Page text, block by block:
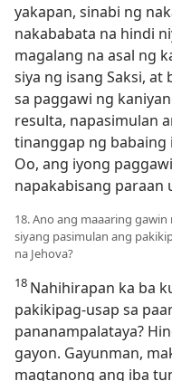
yakapan, sinabi ng
nakababata na hindi
magalang na asal ng
siya ng isang Saksi,
sa paggawi ng
resulta, napasimulan
tinanggap ng babaing
Oo, ang iyong
napakabisang paraan
18. Ano ang maaaring
siyang pasimulan ang
na Jehova?
18 Nahihirapan ka ba
pakikipag-usap sa
pananampalataya?
gayon. Gayunman,
magtanong ang iba